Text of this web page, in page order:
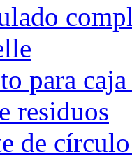
para
residuos
de